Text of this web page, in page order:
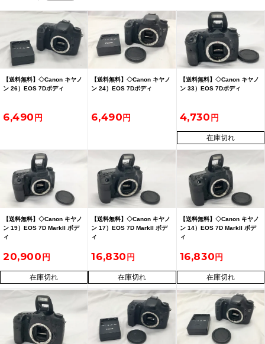
【送料無料】◇Canon キヤノ
ン 26）EOS 7Dボディ
6,490
【送料無料】◇Canon キヤノ
ン 24）EOS 7Dボディ
6,490
【送料無料】◇Canon キヤノ
ン 33）EOS 7Dボディ
4,730
在庫切れ
【送料無料】◇Canon キヤノ
ン 19）EOS 7D MarkII ボデ
ィ
20,900
在庫切れ
【送料無料】◇Canon キヤノ
ン 17）EOS 7D MarkII ボデ
ィ
16,830
在庫切れ
【送料無料】◇Canon キヤノ
ン 14）EOS 7D MarkII ボデ
ィ
16,830
在庫切れ